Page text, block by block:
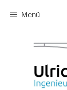
Inhalt Menü